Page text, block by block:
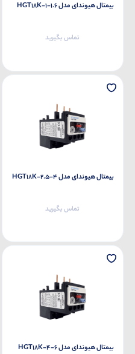
بیمتال هیوندای مدل HGT18K-1-1.6
تماس بگیرید
بیمتال هیوندای مدل HGT18K-2.5-4
تماس بگیرید
بیمتال هیوندای مدل HGT18K-4-6